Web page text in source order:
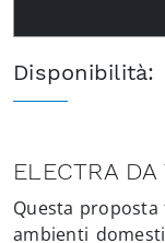
Disponibilità:
ELECTRA DA
Questa
ambienti